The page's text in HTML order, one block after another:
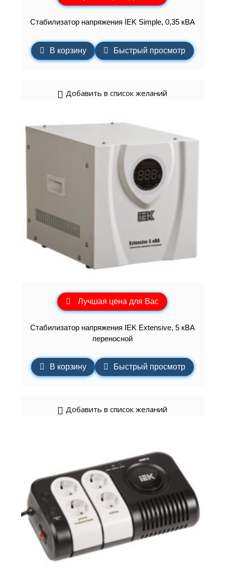
Стабилизатор напряжения IEK Simple, 0,35 кВА
В корзину Быстрый просмотр
Добавить в список желаний
Лучшая цена для Вас
Стабилизатор напряжения IEK Extensive, 5 кВА
переносной
В корзину Быстрый просмотр
Добавить в список желаний